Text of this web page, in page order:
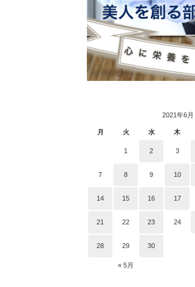
2021年6月
月 火 水 木
« 5月
1 2 3
7 8 9 10
14 15 16 17
21 22 23 24
28 29 30